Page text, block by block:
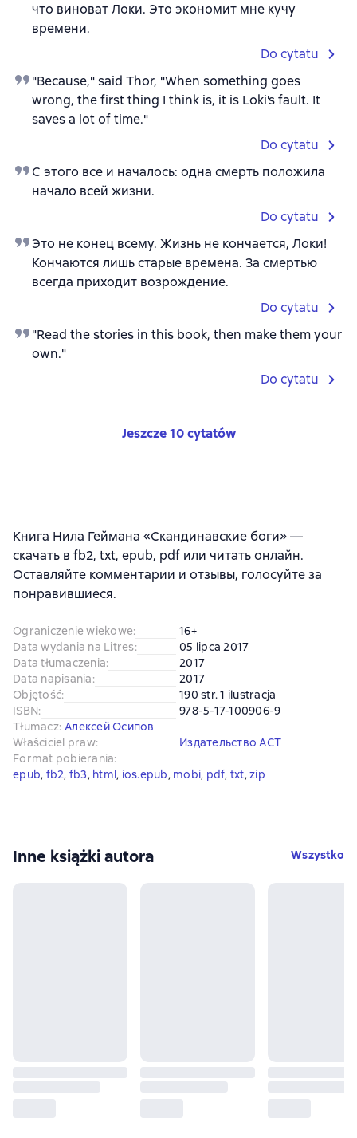
что виноват Локи. Это экономит мне кучу
времени.
Do cytatu
"Because," said Thor, "When something goes
wrong, the first thing I think is, it is Loki's fault. It
saves a lot of time."
Do cytatu
С этого все и началось: одна смерть положила
начало всей жизни.
Do cytatu
Это не конец всему. Жизнь не кончается, Локи!
Кончаются лишь старые времена. За смертью
всегда приходит возрождение.
Do cytatu
"Read the stories in this book, then make them your
own."
Do cytatu
Jeszcze 10 cytatów
Книга Нила Геймана «Скандинавские боги» —
скачать в fb2, txt, epub, pdf или читать онлайн.
Оставляйте комментарии и отзывы, голосуйте за
понравившиеся.
Ograniczenie wiekowe:
16+
Data wydania na Litres:
05 lipca 2017
Data tłumaczenia:
2017
Data napisania:
2017
Objętość:
190 str. 1 ilustracja
ISBN:
978-5-17-100906-9
Tłumacz: Алексей Осипов
Właściciel praw:
Издательство АСТ
Format pobierania:
epub, fb2, fb3, html, ios.epub, mobi, pdf, txt, zip
Inne książki autora Wszystko